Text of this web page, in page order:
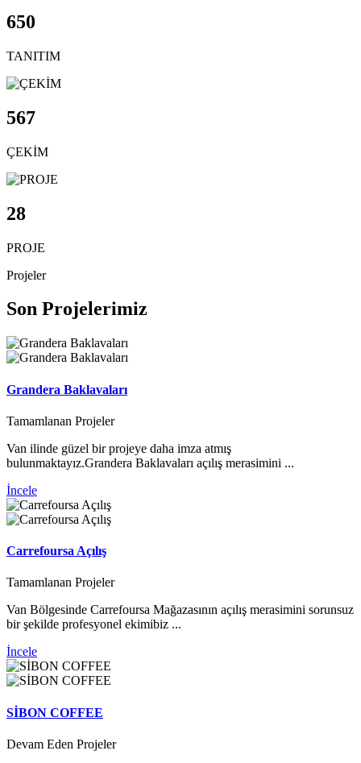
650
TANITIM
567
ÇEKİM
28
PROJE
Projeler
Son Projelerimiz
Grandera Baklavaları
Tamamlanan Projeler
Van ilinde güzel bir projeye daha imza atmış
bulunmaktayız.Grandera Baklavaları açılış merasimini ...
İncele
Carrefoursa Açılış
Tamamlanan Projeler
Van Bölgesinde Carrefoursa Mağazasının açılış merasimini sorunsuz
bir şekilde profesyonel ekimibiz ...
İncele
SİBON COFFEE
Devam Eden Projeler